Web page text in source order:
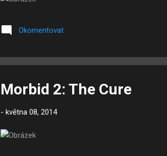
Okomentovat
Morbid 2: The Cure
- května 08, 2014